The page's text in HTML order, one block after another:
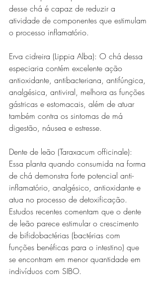
desse chá é capaz de reduzir a
atividade de componentes que estimulam
o processo inflamatório.
Erva cidreira (Lippia Alba): O chá dessa
especiaria contém excelente ação
antioxidante, antibacteriana, antifúngica,
analgésica, antiviral, melhora as funções
gástricas e estomacais, além de atuar
também contra os sintomas de má
digestão, náusea e estresse.
Dente de leão (Taraxacum officinale):
Essa planta quando consumida na forma
de chá demonstra forte potencial anti-
inflamatório, analgésico, antioxidante e
atua no processo de detoxificação.
Estudos recentes comentam que o dente
de leão parece estimular o crescimento
de bifidobactérias (bactérias com
funções benéficas para o intestino) que
se encontram em menor quantidade em
indivíduos com SIBO.